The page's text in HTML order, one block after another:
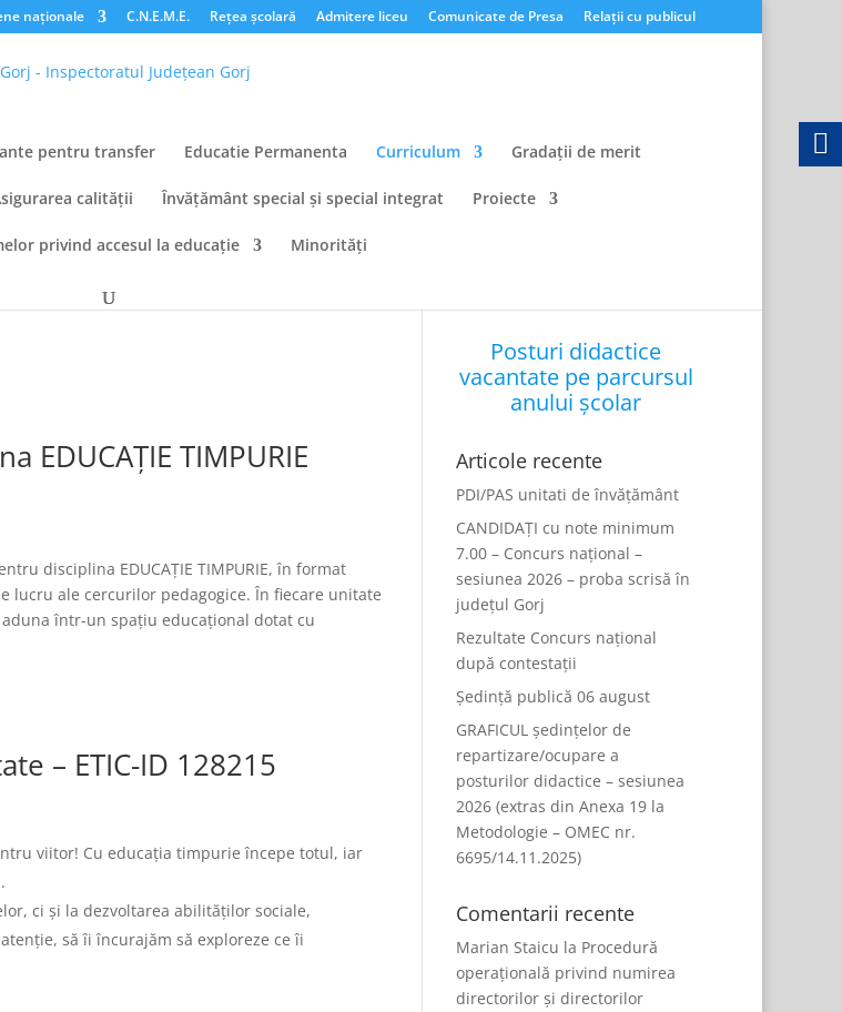
naționale C.N.E.M.E. Rețea școlară Admitere liceu Comunicate de Presa Relații cu publicul
pentru transfer Educatie Permanenta Curriculum Gradații de merit
calității Învățământ special și special integrat Proiecte
privind accesul la educație Minorități
TIMPURIE
disciplina EDUCAȚIE TIMPURIE, în format
ale cercurilor pedagogice. În fiecare unitate
într-un spațiu educațional dotat cu
– ETIC-ID 128215
viitor! Cu educația timpurie începe totul, iar
ci și la dezvoltarea abilităților sociale,
să îi încurajăm să exploreze ce îi
Posturi didactice
vacantate pe parcursul
anului școlar
Articole recente
PDI/PAS unitati de învățământ
CANDIDAȚI cu note minimum
7.00 – Concurs național –
sesiunea 2026 – proba scrisă în
județul Gorj
Rezultate Concurs național
după contestații
Ședință publică 06 august
GRAFICUL ședințelor de
repartizare/ocupare a
posturilor didactice – sesiunea
2026 (extras din Anexa 19 la
Metodologie – OMEC nr.
6695/14.11.2025)
Comentarii recente
Marian Staicu la Procedură
operațională privind numirea
directorilor și directorilor